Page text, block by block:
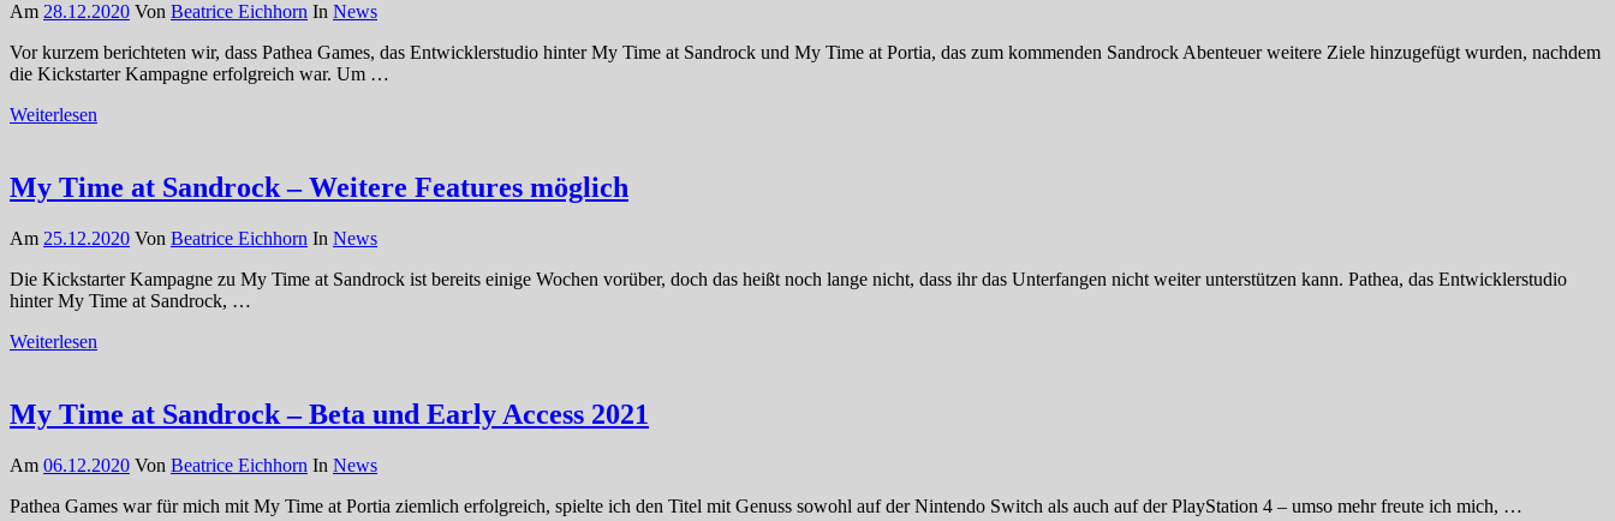
Am 28.12.2020 Von Beatrice Eichhorn In News
Vor kurzem berichteten wir, dass Pathea Games, das Entwicklerstudio hinter My Time at Sandrock und My Time at Portia, das zum kommenden Sandrock Abenteuer weitere Ziele hinzugefügt wurden, nachdem
die Kickstarter Kampagne erfolgreich war. Um …
Weiterlesen
My Time at Sandrock – Weitere Features möglich
Am 25.12.2020 Von Beatrice Eichhorn In News
Die Kickstarter Kampagne zu My Time at Sandrock ist bereits einige Wochen vorüber, doch das heißt noch lange nicht, dass ihr das Unterfangen nicht weiter unterstützen kann. Pathea, das Entwicklerstudio
hinter My Time at Sandrock, …
Weiterlesen
My Time at Sandrock – Beta und Early Access 2021
Am 06.12.2020 Von Beatrice Eichhorn In News
Pathea Games war für mich mit My Time at Portia ziemlich erfolgreich, spielte ich den Titel mit Genuss sowohl auf der Nintendo Switch als auch auf der PlayStation 4 – umso mehr freute ich mich, …